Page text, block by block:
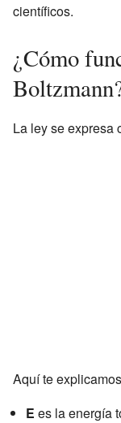
científicos.
¿Cómo
La ley se expresa
Aquí te
E es la energía